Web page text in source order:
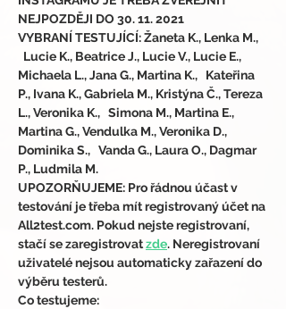
NEJPOZDĚJI DO 30. 11. 2021
VYBRANÍ TESTUJÍCÍ: Žaneta K., Lenka M.,
Lucie K., Beatrice J., Lucie V., Lucie E.,
Michaela L., Jana G., Martina K.,   Kateřina
P., Ivana K., Gabriela M., Kristýna Č., Tereza
L., Veronika K.,   Simona M., Martina E.,
Martina G., Vendulka M., Veronika D.,
Dominika S.,   Vanda G., Laura O., Dagmar
P., Ludmila M.
UPOZORŇUJEME: Pro řádnou účast v
testování je třeba mít registrovaný účet na
All2test.com. Pokud nejste registrovaní,
stačí se zaregistrovat zde. Neregistrovaní
uživatelé nejsou automaticky zařazení do
výběru testerů.
Co testujeme: